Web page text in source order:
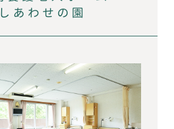
しあわせの園